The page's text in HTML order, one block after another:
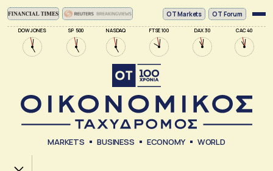
DOW JONES SP 500 NASDAQ FTSE 100 DAX 30 CAC 40
ΟΤ Markets OT Forum
MARKETS BUSINESS ECONOMY WORLD